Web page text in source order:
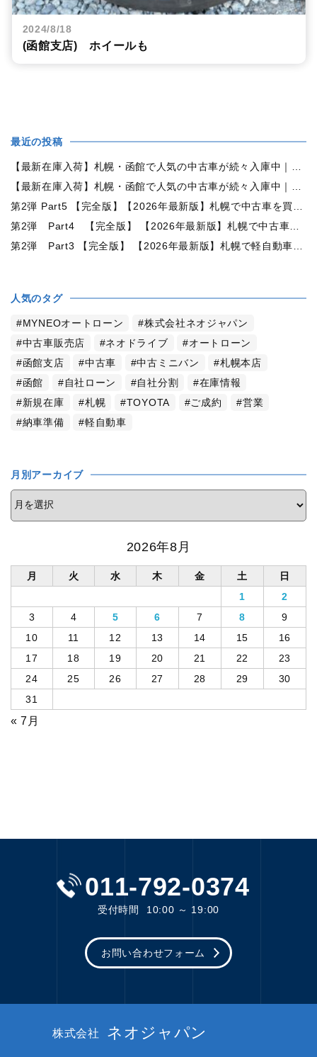
2024/8/18
(函館支店) ホイールも
最近の投稿
人気のタグ
MYNEOオートローン
株式会社ネオジャパン
中古車販売店
ネオドライブ
オートローン
函館支店
中古車 中古ミニバン
札幌本店
函館
自社ローン 自社分割
在庫情報
新規在庫
札幌 TOYOTA ご成約
営業
納車準備
軽自動車
月別アーカイブ
2026年8月
月 火 水 木 金 土
日
1
2
3
4 5 6 7 8
9
10
11 12 13 14 15
16
17
18 19 20 21 22
23
24
25 26 27 28 29
30
31
« 7月
011-792-0374
受付時間 10:00 ～ 19:00
お問い合わせフォーム
株式会社 ネオジャパン